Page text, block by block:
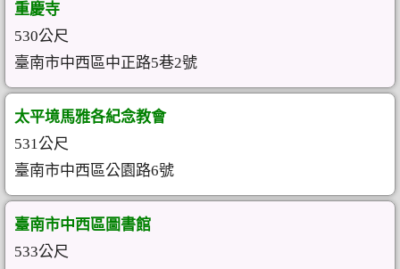
重慶寺
530公尺
臺南市中西區中正路5巷2號
太平境馬雅各紀念教會
531公尺
臺南市中西區公園路6號
臺南市中西區圖書館
533公尺